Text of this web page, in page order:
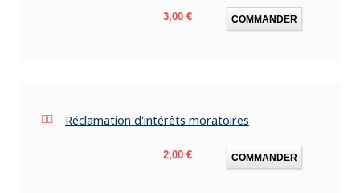
Prix
3,00 € COMMANDER
Réclamation d'intérêts moratoires
Prix
2,00 € COMMANDER